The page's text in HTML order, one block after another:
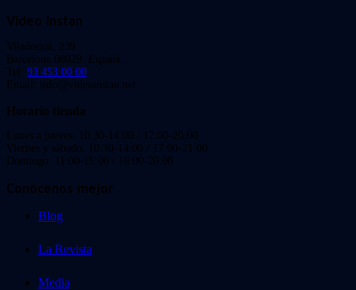
Video Instan
Viladomat, 239
Barcelona 08029. España.
Tel: 93 453 00 00
Email: info@videoinstan.net
Horario tienda
Lunes a jueves: 10:30-14:00 / 17:00-20:00
Viernes y sábado: 10:30-14:00 / 17:00-21:00
Domingo: 11:00-15:00 / 16:00-20:00
Conócenos mejor
Blog
La Revista
Media